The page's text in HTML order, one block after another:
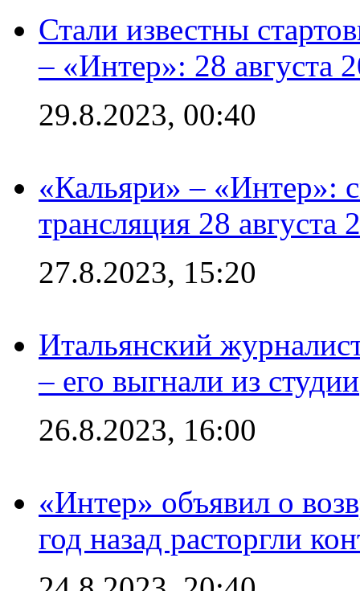
Стали известны
– «Интер»: 28 августа
29.8.2023, 00:40
«Кальяри» – «Интер»:
трансляция 28 августа
27.8.2023, 15:20
Итальянский
– его выгнали из студии
26.8.2023, 16:00
«Интер» объявил о
год назад расторгли